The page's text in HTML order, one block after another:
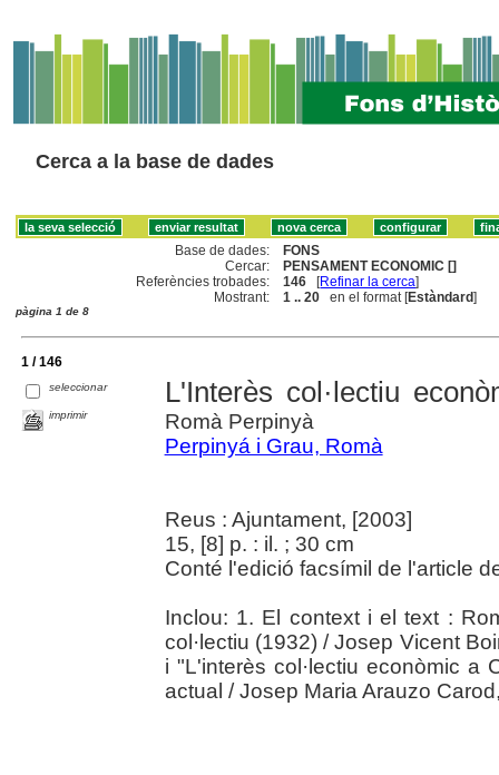
Cerca a la base de dades
Base de dades:
FONS
Cercar:
PENSAMENT ECONOMIC []
Referències trobades:
146 [Refinar la cerca]
Mostrant:
1 .. 20 en el format [Estàndard]
pàgina 1 de 8
1 / 146
seleccionar
imprimir
L'Interès col·lectiu
Romà Perpinyà
Perpinyá i Grau, Romà
Reus : Ajuntament, [2003]
15, [8] p. : il. ; 30 cm
Conté l'edició facsímil de l'article
Inclou: 1. El context i el text :
col·lectiu (1932) / Josep Vicent
i "L'interès col·lectiu econòmic a
actual / Josep Maria Arauzo